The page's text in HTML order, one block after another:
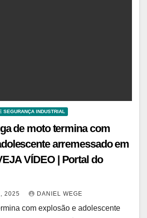
SEGURANÇA INDUSTRIAL
de moto termina com
arremessado em
VÍDEO | Portal do
2025 DANIEL WEGE
com explosão e adolescente